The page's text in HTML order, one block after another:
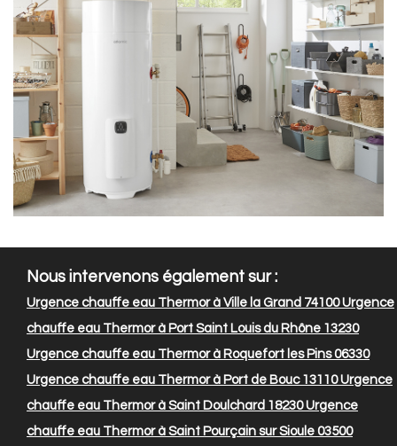
Nous intervenons également sur :
Urgence chauffe eau Thermor à Ville la Grand 74100Urgence
chauffe eau Thermor à Port Saint Louis du Rhône 13230
Urgence chauffe eau Thermor à Roquefort les Pins 06330
Urgence chauffe eau Thermor à Port de Bouc 13110Urgence
chauffe eau Thermor à Saint Doulchard 18230Urgence
chauffe eau Thermor à Saint Pourçain sur Sioule 03500